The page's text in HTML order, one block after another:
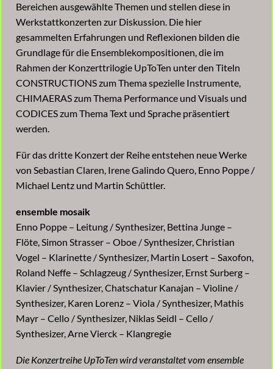
Bereichen ausgewählte Themen und stellen diese in
Werkstattkonzerten zur Diskussion. Die hier
gesammelten Erfahrungen und Reflexionen bilden die
Grundlage für die Ensemblekompositionen, die im
Rahmen der Konzerttrilogie UpToTen unter den Titeln
CONSTRUCTIONS zum Thema spezielle Instrumente,
CHIMAERAS zum Thema Performance und Visuals und
CODICES zum Thema Text und Sprache präsentiert
werden.
Für das dritte Konzert der Reihe entstehen neue Werke
von Sebastian Claren, Irene Galindo Quero, Enno Poppe /
Michael Lentz und Martin Schüttler.
ensemble mosaik
Enno Poppe – Leitung / Synthesizer, Bettina Junge –
Flöte, Simon Strasser – Oboe / Synthesizer, Christian
Vogel – Klarinette / Synthesizer, Martin Losert – Saxofon,
Roland Neffe – Schlagzeug / Synthesizer, Ernst Surberg –
Klavier / Synthesizer, Chatschatur Kanajan – Violine /
Synthesizer, Karen Lorenz – Viola / Synthesizer, Mathis
Mayr – Cello / Synthesizer, Niklas Seidl – Cello /
Synthesizer, Arne Vierck – Klangregie
Die Konzertreihe UpToTen wird veranstaltet vom ensemble